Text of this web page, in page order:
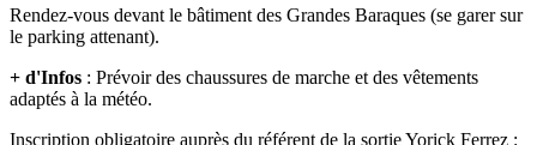
Rendez-vous devant le bâtiment des Grandes Baraques (se garer sur
le parking attenant).
+ d'Infos : Prévoir des chaussures de marche et des vêtements
adaptés à la météo.
Inscription obligatoire auprès du référent de la sortie Yorick Ferrez :